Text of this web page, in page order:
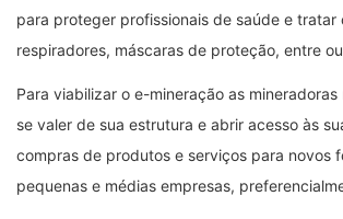
para proteger profissionais de saúde e tratar
respiradores, máscaras de proteção, entre
Para viabilizar o e-mineração as
se valer de sua estrutura e abrir acesso às
compras de produtos e serviços para novos
pequenas e médias empresas,